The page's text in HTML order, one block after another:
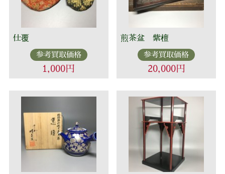
仕覆
参考買取価格
1,000円
煎茶盆 紫檀
参考買取価格
20,000円